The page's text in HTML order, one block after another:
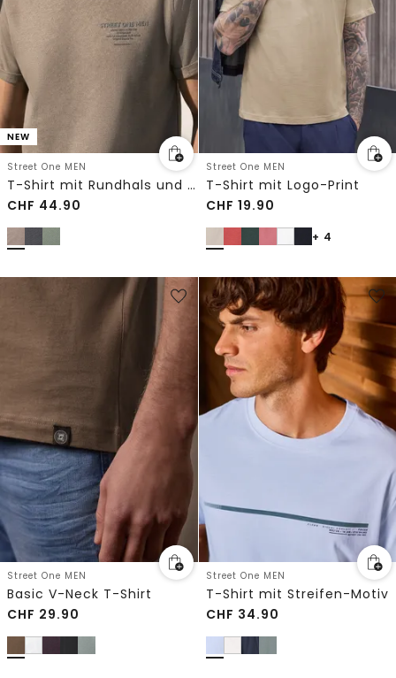
NEW
Street One MEN
T-Shirt mit Rundhals und Chestprint
CHF 44.90
Street One MEN
T-Shirt mit Logo-Print
CHF 19.90
+ 4
Street One MEN
Basic V-Neck T-Shirt
CHF 29.90
Street One MEN
T-Shirt mit Streifen-Motiv
CHF 34.90